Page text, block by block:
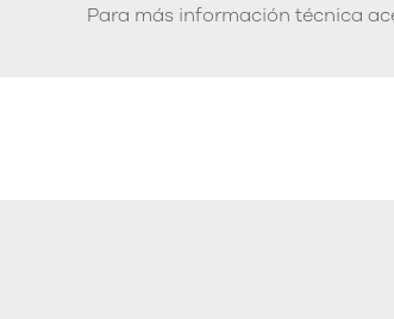
Para más información técnica